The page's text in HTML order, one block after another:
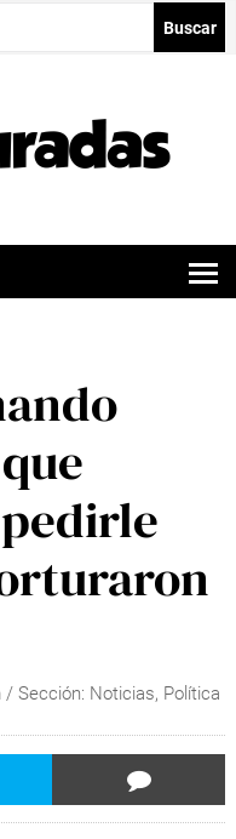
/ Sección: Noticias, Política